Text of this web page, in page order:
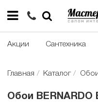
Акции Сантехника
Главная Каталог
Обои BERNARDO